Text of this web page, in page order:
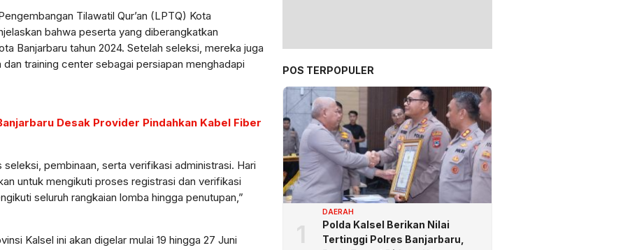
Tilawatil Qur’an (LPTQ) Kota
bahwa peserta yang diberangkatkan
Banjarbaru tahun 2024. Setelah seleksi, mereka juga
training center sebagai persiapan menghadapi
Desak Provider Pindahkan Kabel Fiber
seleksi, pembinaan, serta verifikasi administrasi. Hari
untuk mengikuti proses registrasi dan verifikasi
seluruh rangkaian lomba hingga penutupan,”
Kalsel ini akan digelar mulai 19 hingga 27 Juni
POS TERPOPULER
1
DAERAH
Polda Kalsel Berikan Nilai
Tertinggi Polres Banjarbaru,